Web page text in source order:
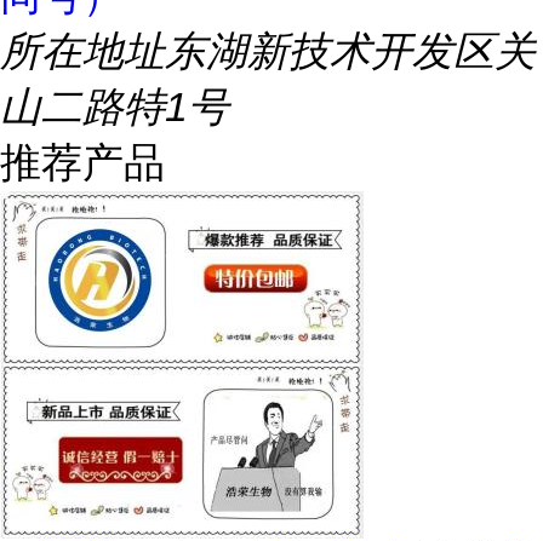
所在地址东湖新技术开发区关
山二路特1号
推荐产品